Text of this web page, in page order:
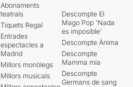
Abonaments
teatrals
Tiquets Regal
Entrades
espectacles a
Madrid
Millors monòlegs
Millors musicals
Descompte El
Mago Pop 'Nada
es imposible'
Descompte Ànima
Descompte
Mamma mia
Descompte
Germans de sang